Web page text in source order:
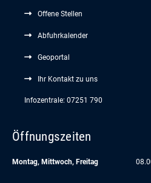
Offene Stellen
Abfuhrkalender
Geoportal
Ihr Kontakt zu uns
Infozentrale: 07251 790
Öffnungszeiten
Montag, Mittwoch, Freitag